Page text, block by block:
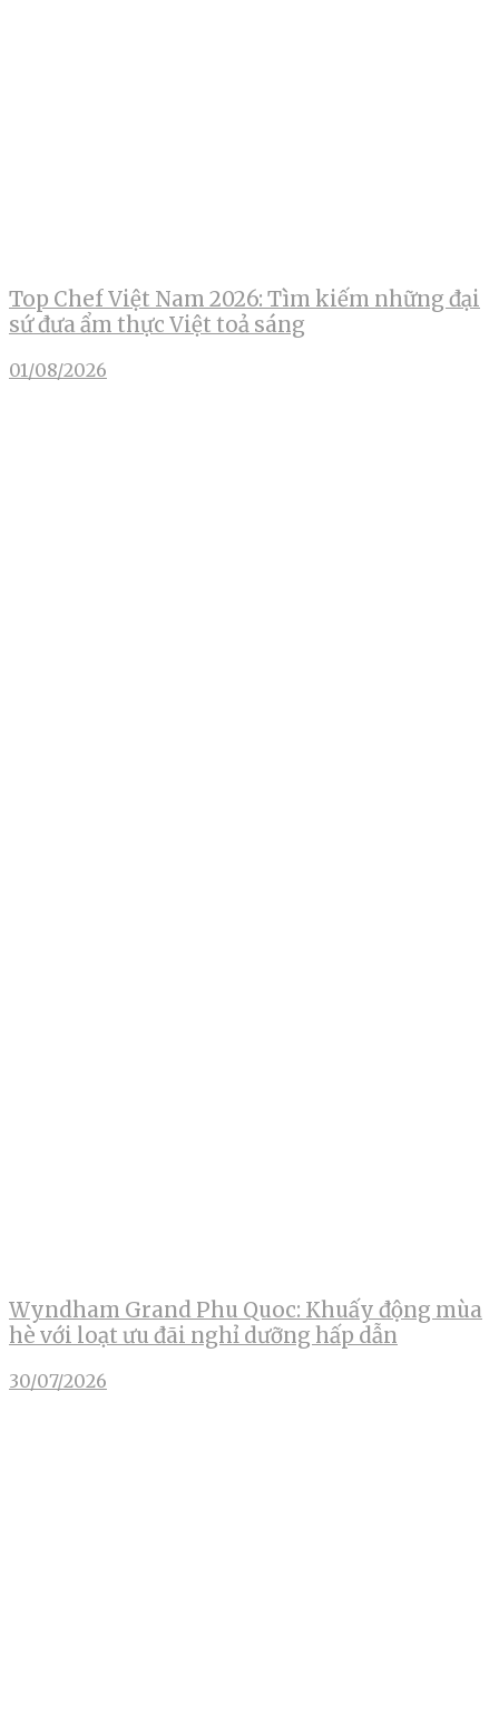
Top Chef Việt Nam 2026: Tìm kiếm những đại
sứ đưa ẩm thực Việt toả sáng
01/08/2026
Wyndham Grand Phu Quoc: Khuấy động mùa
hè với loạt ưu đãi nghỉ dưỡng hấp dẫn
30/07/2026